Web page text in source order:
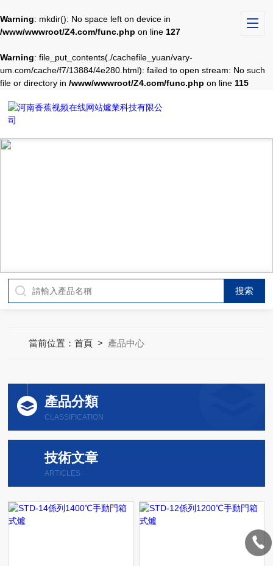
Warning: mkdir(): No space left on device in
/www/wwwroot/Z4.com/func.php on line 127
Warning: file_put_contents(./cachefile_yuan/vary-
um.com/cache/f7/13884/4e280.html): failed to open stream: No such
file or directory in /www/wwwroot/Z4.com/func.php on line 115
當前位置：首頁 > 產品中心
產品分類
CLASSIFICATION
技術文章
ARTICLES